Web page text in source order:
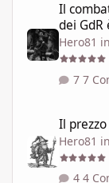
Il
dei
Hero81 in
7
Il
Hero81 in
4